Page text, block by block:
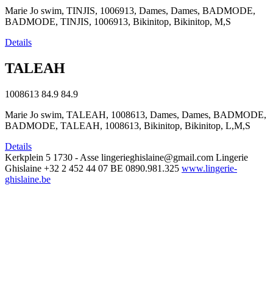
Marie Jo swim, TINJIS, 1006913, Dames, Dames, BADMODE,
BADMODE, TINJIS, 1006913, Bikinitop, Bikinitop, M,S
Details
TALEAH
1008613 84.9 84.9
Marie Jo swim, TALEAH, 1008613, Dames, Dames, BADMODE,
BADMODE, TALEAH, 1008613, Bikinitop, Bikinitop, L,M,S
Details
Kerkplein 5 1730 - Asse lingerieghislaine@gmail.com Lingerie
Ghislaine +32 2 452 44 07 BE 0890.981.325 www.lingerie-
ghislaine.be